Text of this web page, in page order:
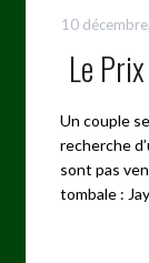
10
Le
Un couple
recherche
sont pas
tombale :